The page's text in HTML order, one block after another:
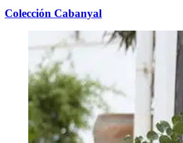
Colección Cabanyal